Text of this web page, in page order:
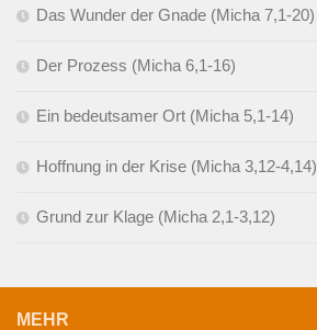
Das Wunder der Gnade (Micha 7,1-20)
Der Prozess (Micha 6,1-16)
Ein bedeutsamer Ort (Micha 5,1-14)
Hoffnung in der Krise (Micha 3,12-4,14)
Grund zur Klage (Micha 2,1-3,12)
MEHR